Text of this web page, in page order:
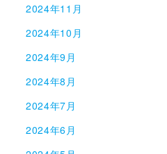
2024年11月
2024年10月
2024年9月
2024年8月
2024年7月
2024年6月